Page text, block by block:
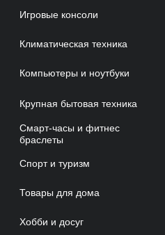
Игровые консоли
Климатическая техника
Компьютеры и ноутбуки
Крупная бытовая техника
Смарт-часы и фитнес
браслеты
Спорт и туризм
Товары для дома
Хобби и досуг